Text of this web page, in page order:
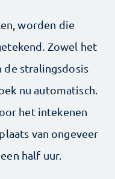
worden die
Zowel het
de stralingsdosis
nu automatisch.
het intekenen
van ongeveer
half uur.